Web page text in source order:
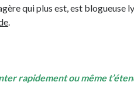
qui plus est, est blogueuse
.
rapidement ou même